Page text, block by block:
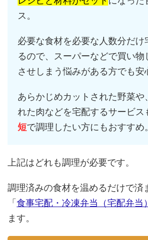
ス。
必要な食材を必要な人数分だけ
るので、スーパーなどで買い物
させしまう悩みがある方でも安
あらかじめカットされた野菜や
れた肉などを宅配するサービス
短で調理したい方にもおすすめ。
上記はどれも調理が必要です。
調理済みの食材を温めるだけで済
「 食事宅配・冷凍弁当（宅配弁当）
ます。